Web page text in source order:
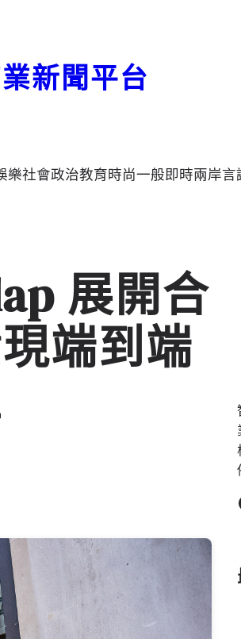
新聞平台
樂社會政治教育時尚一般即時兩岸言
展開合
端到端